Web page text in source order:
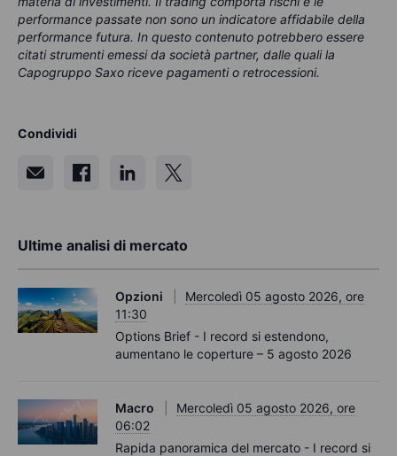
performance passate non sono un indicatore affidabile della
performance futura. In questo contenuto potrebbero essere
citati strumenti emessi da società partner, dalle quali la
Capogruppo Saxo riceve pagamenti o retrocessioni.
Condividi
Ultime analisi di mercato
Opzioni
Mercoledì 05 agosto 2026, ore
11:30
Options Brief - I record si estendono,
aumentano le coperture – 5 agosto 2026
Macro
Mercoledì 05 agosto 2026, ore
06:02
Rapida panoramica del mercato - I record si